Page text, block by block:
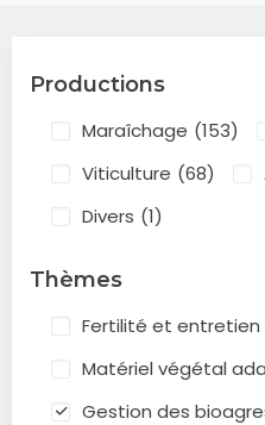
Productions
Maraîchage (153)
Viticulture (68)
Divers (1)
Thèmes
Fertilité et entretien
Matériel végétal
Gestion des